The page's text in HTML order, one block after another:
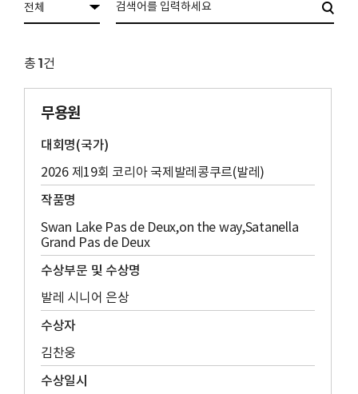
전체
총1건
무용원
대회명(국가)
2026 제19회 코리아 국제발레콩쿠르(발레)
작품명
Swan Lake Pas de Deux,on the way,Satanella
Grand Pas de Deux
수상부문 및 수상명
발레 시니어 은상
수상자
김찬웅
수상일시